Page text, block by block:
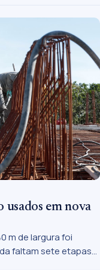
usados em nova
m de largura foi
faltam sete etapas